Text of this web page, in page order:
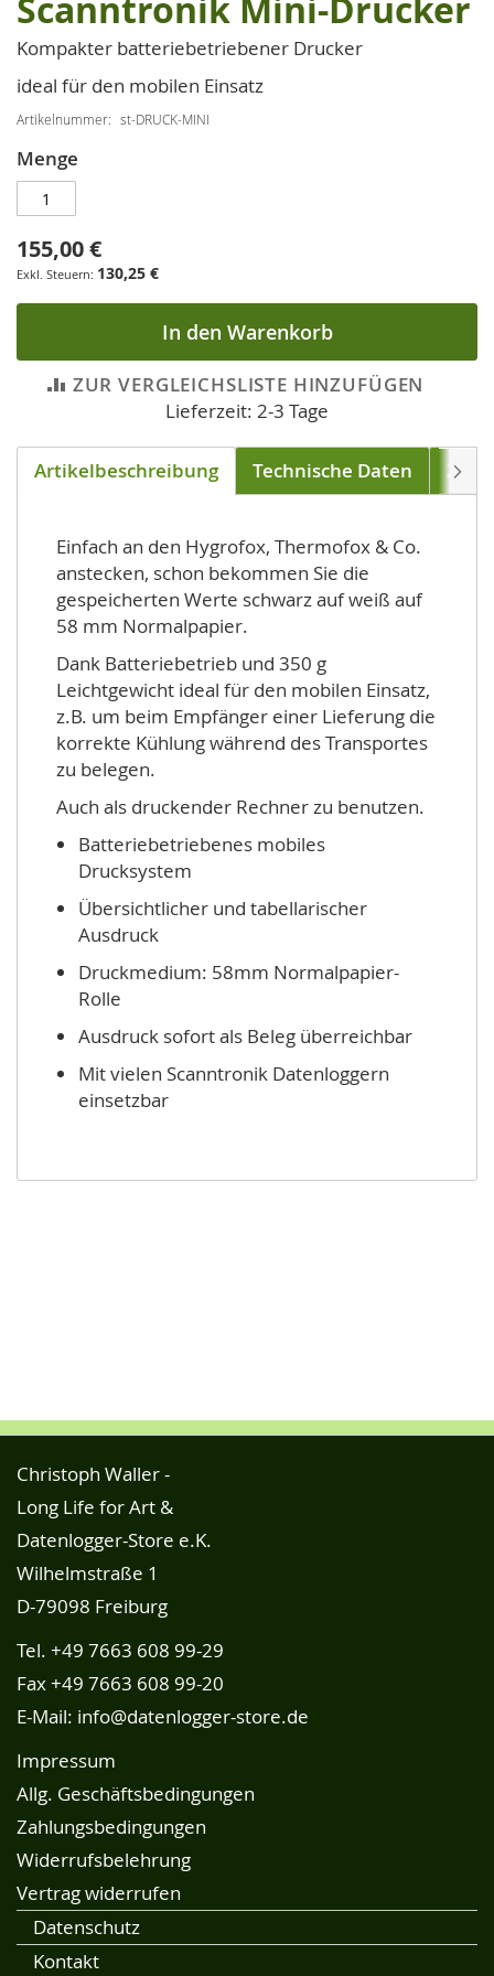
Anfang
der
Bildgalerie
springen
Scanntronik Mini-Drucker
Kompakter batteriebetriebener Drucker
ideal für den mobilen Einsatz
Artikelnummer st-DRUCK-MINI
Menge
155,00 €
130,25 €
In den Warenkorb
ZUR VERGLEICHSLISTE HINZUFÜGEN
Lieferzeit: 2-3 Tage
Artikelbeschreibung Technische Daten
Einfach an den Hygrofox, Thermofox & Co.
anstecken, schon bekommen Sie die
gespeicherten Werte schwarz auf weiß auf
58 mm Normalpapier.
Dank Batteriebetrieb und 350 g
Leichtgewicht ideal für den mobilen Einsatz,
z.B. um beim Empfänger einer Lieferung die
korrekte Kühlung während des Transportes
zu belegen.
Auch als druckender Rechner zu benutzen.
Batteriebetriebenes mobiles
Drucksystem
Übersichtlicher und tabellarischer
Ausdruck
Druckmedium: 58mm Normalpapier-
Rolle
Ausdruck sofort als Beleg überreichbar
Mit vielen Scanntronik Datenloggern
einsetzbar
Christoph Waller -
Long Life for Art &
Datenlogger-Store e.K.
Wilhelmstraße 1
D-79098 Freiburg
Tel. +49 7663 608 99-29
Fax +49 7663 608 99-20
E-Mail: info@datenlogger-store.de
Impressum
Allg. Geschäftsbedingungen
Zahlungsbedingungen
Widerrufsbelehrung
Vertrag widerrufen
Datenschutz
Kontakt